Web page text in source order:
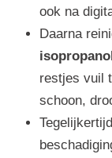
ook na
Daarna
restjes vuil
schoon,